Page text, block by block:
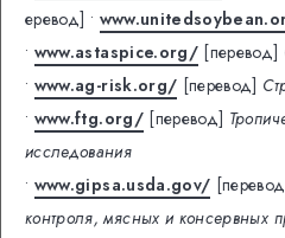
еревод] •
• www.astaspice.org/ [перевод]
• www.ag-risk.org/ [перевод]
• www.ftg.org/ [перевод]
исследования
• www.gipsa.usda.gov/
контроля, мясных и консервных